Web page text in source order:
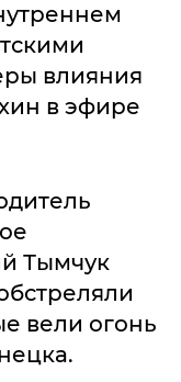
влияния
в эфире
Тымчук
вели огонь